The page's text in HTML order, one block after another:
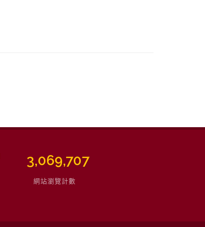
3,465,791
網站瀏覽計數